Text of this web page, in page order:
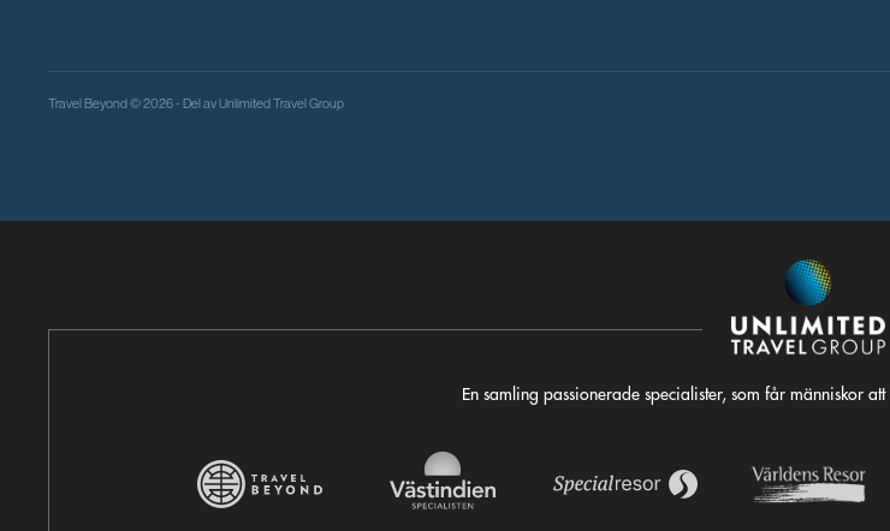
Travel Beyond © 2026 - Del avUnlimited Travel Group
En samling passionerade specialister, som får människor